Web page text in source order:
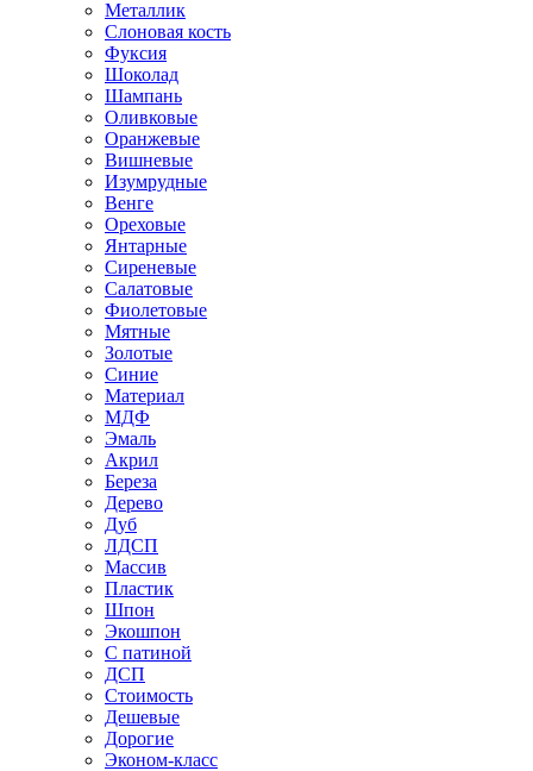
Металлик
Слоновая кость
Фуксия
Шоколад
Шампань
Оливковые
Оранжевые
Вишневые
Изумрудные
Венге
Ореховые
Янтарные
Сиреневые
Салатовые
Фиолетовые
Мятные
Золотые
Синие
Материал
МДФ
Эмаль
Акрил
Береза
Дерево
Дуб
ЛДСП
Массив
Пластик
Шпон
Экошпон
С патиной
ДСП
Стоимость
Дешевые
Дорогие
Эконом-класс